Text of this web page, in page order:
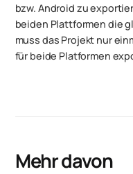
bzw. Android zu
beiden Plattformen die
muss das Projekt nur
für beide Platformen
Mehr davon